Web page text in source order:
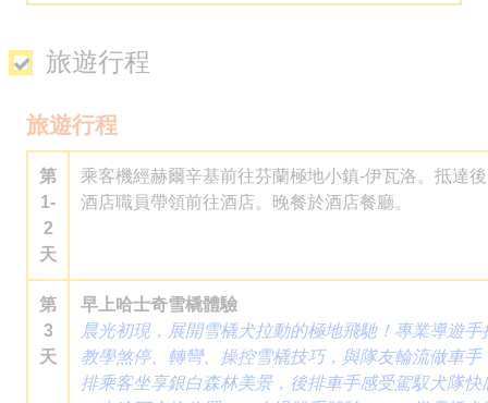
旅遊行程
旅遊行程
第
1-
2
天
乘客機經赫爾辛基前往芬蘭極地小鎮-伊瓦洛。抵達
酒店職員帶領前往酒店。晚餐於酒店餐廳。
第
3
天
早上哈士奇雪橇體驗
晨光初現，展開雪橇犬拉動的極地飛馳！專業導遊手
教學煞停、轉彎、操控雪橇技巧，與隊友輪流做車手
排乘客坐享銀白森林美景，後排車手感受駕馭犬隊快